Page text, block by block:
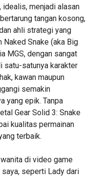
idealis, menjadi alasan
tangan kosong,
ahli strategi yang
Naked Snake (aka Big
MGS, dengan sangat
satu-satunya karakter
kawan maupun
semakin
yang epik. Tanpa
Gear Solid 3: Snake
kualitas permainan
terbaik.
di video game
seperti Lady dari